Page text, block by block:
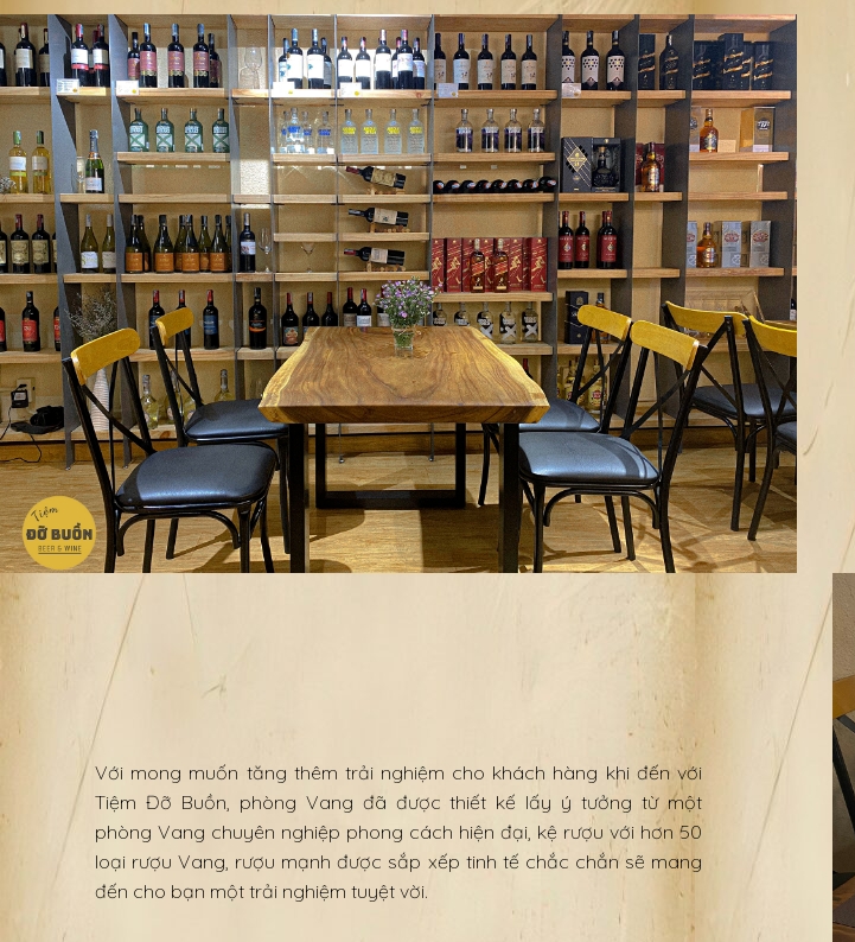
Với mong muốn tăng thêm trải nghiệm cho khách hàng khi đến với
Tiệm Đỡ Buồn, phòng Vang đã được thiết kế lấy ý tưởng từ một
phòng Vang chuyên nghiệp phong cách hiện đại, kệ rượu với hơn 50
loại rượu Vang, rượu mạnh được sắp xếp tinh tế chắc chắn sẽ mang
đến cho bạn một trải nghiệm tuyệt vời.